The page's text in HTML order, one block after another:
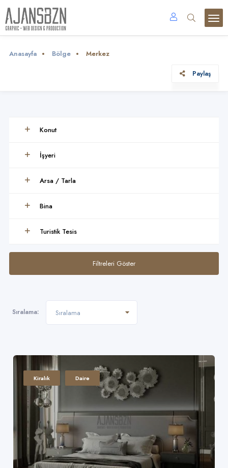
Anasayfa Bölge Merkez
Paylaş
Konut
İşyeri
Arsa / Tarla
Bina
Turistik Tesis
Filtreleri Göster
Sıralama: Sıralama
Kiralık Daire